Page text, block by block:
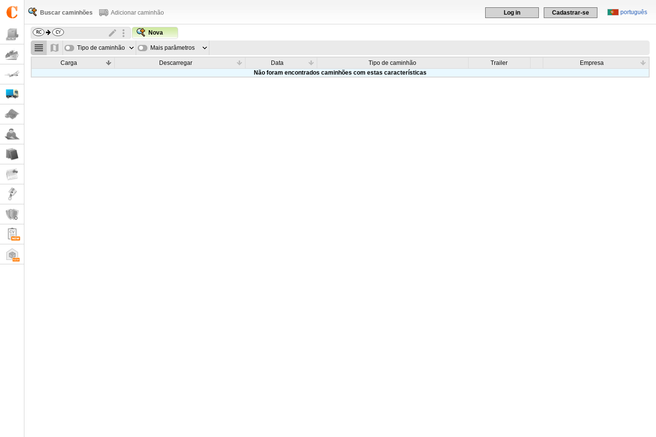
português
Log in Cadastrar-se
Buscar caminhões Adicionar caminhão
Nova
Tipo de caminhão Mais parâmetros
Carga Descarregar Data Tipo de caminhão Trailer
Empresa
Não foram encontrados caminhões com estas características